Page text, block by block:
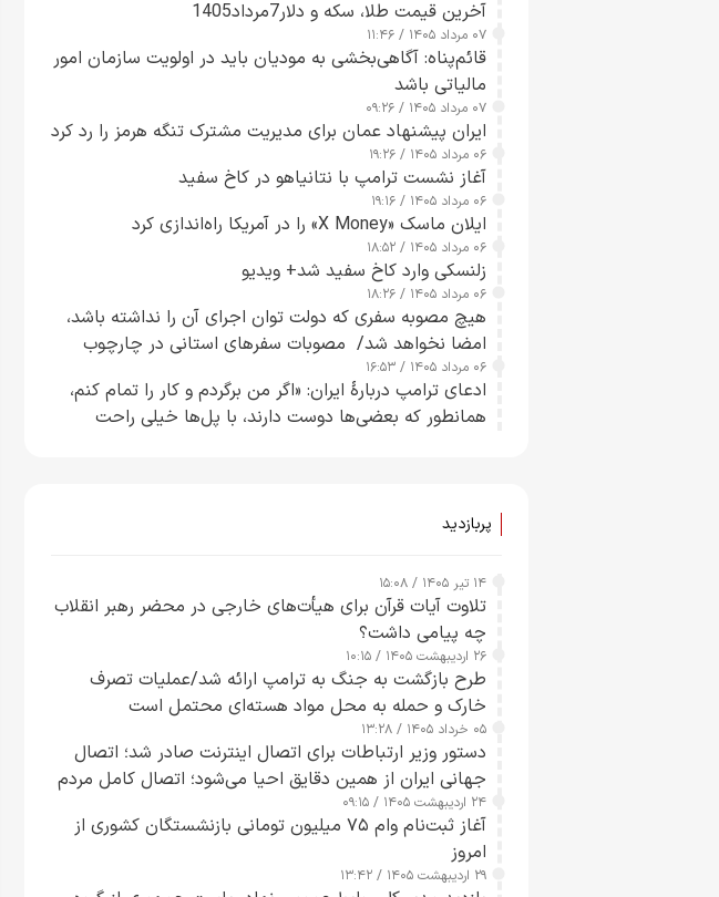
آخرین قیمت طلا، سکه و دلار7مرداد1405
۰۷ مرداد ۱۴۰۵ / ۱۱:۴۶
قائم‌پناه: آگاهی‌بخشی به مودیان باید در اولویت سازمان امور
مالیاتی باشد
۰۷ مرداد ۱۴۰۵ / ۰۹:۲۶
ایران پیشنهاد عمان برای مدیریت مشترک تنگه هرمز را رد کرد
۰۶ مرداد ۱۴۰۵ / ۱۹:۲۶
آغاز نشست ترامپ با نتانیاهو در کاخ سفید
۰۶ مرداد ۱۴۰۵ / ۱۹:۱۶
ایلان ماسک «X Money» را در آمریکا راه‌اندازی کرد
۰۶ مرداد ۱۴۰۵ / ۱۸:۵۲
زلنسکی وارد کاخ سفید شد+ ویدیو
۰۶ مرداد ۱۴۰۵ / ۱۸:۲۶
هیچ مصوبه سفری که دولت توان اجرای آن را نداشته باشد،
امضا نخواهد شد/ مصوبات سفرهای استانی در چارچوب
قانون بودجه است+ عکس
۰۶ مرداد ۱۴۰۵ / ۱۶:۵۳
ادعای ترامپ دربارهٔ ایران: «اگر من برگردم و کار را تمام کنم،
همانطور که بعضی‌ها دوست دارند، با پل‌ها خیلی راحت
پربازدید
۱۴ تیر ۱۴۰۵ / ۱۵:۰۸
تلاوت آیات قرآن برای هیأت‌های خارجی در محضر رهبر انقلاب
چه پیامی داشت؟
۲۶ اردیبهشت ۱۴۰۵ / ۱۰:۱۵
طرح‌ بازگشت به جنگ به ترامپ ارائه شد/عملیات تصرف
خارک و حمله به محل مواد هسته‌ای محتمل است
۰۵ خرداد ۱۴۰۵ / ۱۳:۲۸
دستور وزیر ارتباطات برای اتصال اینترنت صادر شد؛ اتصال
جهانی ایران از همین دقایق احیا می‌شود؛ اتصال کامل مردم
تا ۲۴ ساعت آینده
۲۴ اردیبهشت ۱۴۰۵ / ۰۹:۱۵
آغاز ثبت‌نام وام ۷۵ میلیون تومانی بازنشستگان کشوری از
امروز
۲۹ اردیبهشت ۱۴۰۵ / ۱۳:۴۲